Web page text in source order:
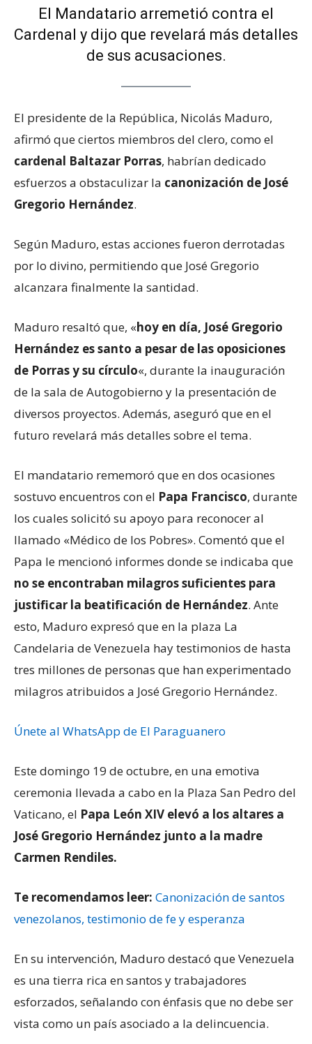
El Mandatario arremetió contra el
Cardenal y dijo que revelará más detalles
de sus acusaciones.
El presidente de la República, Nicolás Maduro,
afirmó que ciertos miembros del clero, como el
cardenal Baltazar Porras, habrían dedicado
esfuerzos a obstaculizar la canonización de José
Gregorio Hernández.
Según Maduro, estas acciones fueron derrotadas
por lo divino, permitiendo que José Gregorio
alcanzara finalmente la santidad.
Maduro resaltó que, «hoy en día, José Gregorio
Hernández es santo a pesar de las oposiciones
de Porras y su círculo«, durante la inauguración
de la sala de Autogobierno y la presentación de
diversos proyectos. Además, aseguró que en el
futuro revelará más detalles sobre el tema.
El mandatario rememoró que en dos ocasiones
sostuvo encuentros con el Papa Francisco, durante
los cuales solicitó su apoyo para reconocer al
llamado «Médico de los Pobres». Comentó que el
Papa le mencionó informes donde se indicaba que
no se encontraban milagros suficientes para
justificar la beatificación de Hernández. Ante
esto, Maduro expresó que en la plaza La
Candelaria de Venezuela hay testimonios de hasta
tres millones de personas que han experimentado
milagros atribuidos a José Gregorio Hernández.
Únete al WhatsApp de El Paraguanero
Este domingo 19 de octubre, en una emotiva
ceremonia llevada a cabo en la Plaza San Pedro del
Vaticano, el Papa León XIV elevó a los altares a
José Gregorio Hernández junto a la madre
Carmen Rendiles.
Te recomendamos leer: Canonización de santos
venezolanos, testimonio de fe y esperanza
En su intervención, Maduro destacó que Venezuela
es una tierra rica en santos y trabajadores
esforzados, señalando con énfasis que no debe ser
vista como un país asociado a la delincuencia.